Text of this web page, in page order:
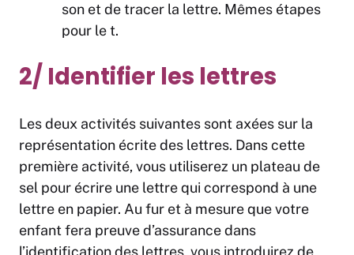
son et de tracer la lettre. Mêmes étapes
pour le t.
2/ Identifier les lettres
Les deux activités suivantes sont axées sur la
représentation écrite des lettres. Dans cette
première activité, vous utiliserez un plateau de
sel pour écrire une lettre qui correspond à une
lettre en papier. Au fur et à mesure que votre
enfant fera preuve d’assurance dans